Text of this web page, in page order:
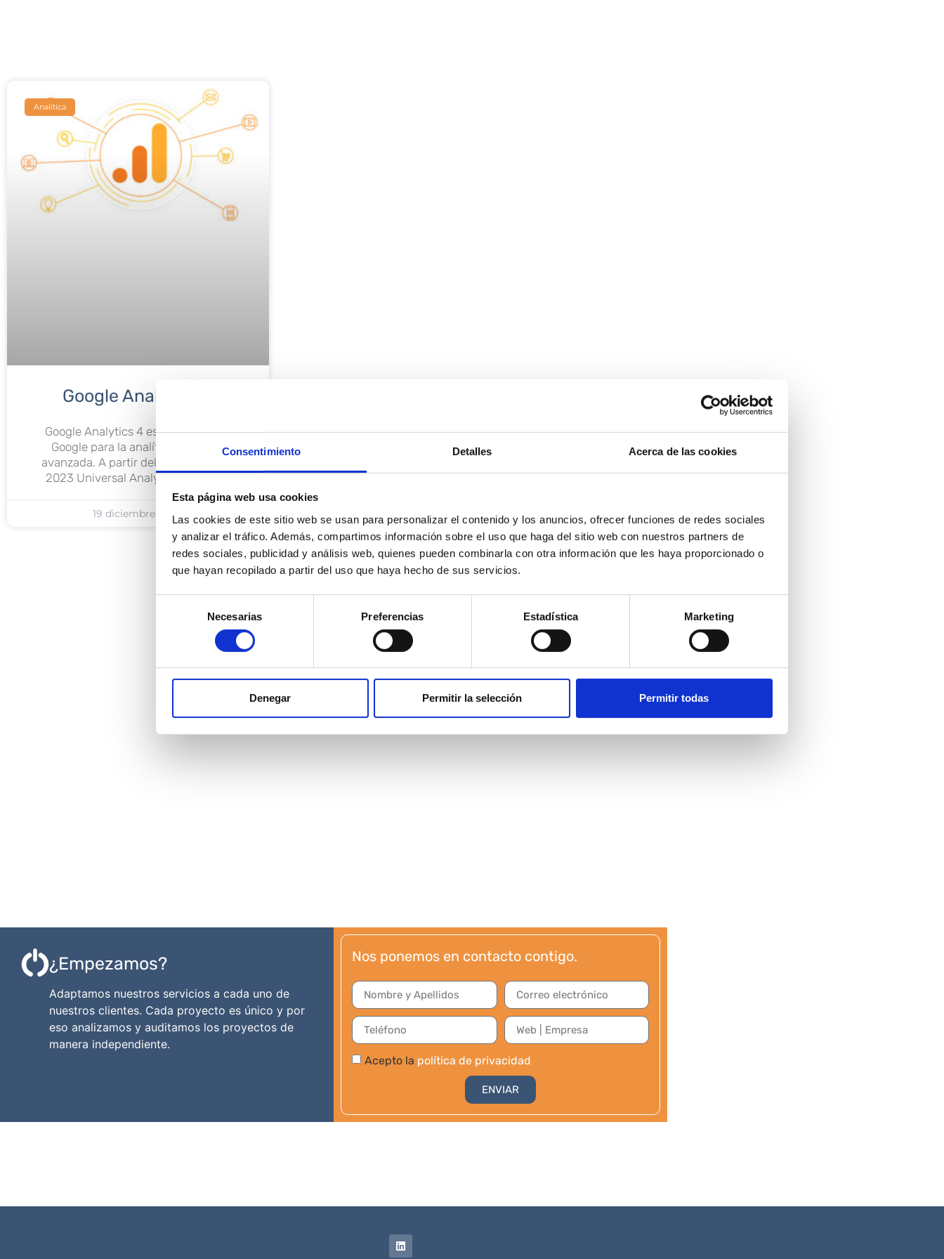
Consentimiento Detalles Acerca de las cookies
Esta página web usa cookies
Las cookies de este sitio web se usan para personalizar el contenido y los anuncios, ofrecer funciones de redes sociales
y analizar el tráfico. Además, compartimos información sobre el uso que haga del sitio web con nuestros partners de
redes sociales, publicidad y análisis web, quienes pueden combinarla con otra información que les haya proporcionado o
que hayan recopilado a partir del uso que haya hecho de sus servicios.
consentimiento
Necesarias Preferencias Estadística Marketing
Denegar Permitir la selección Permitir todas
Analítica
Google Analytics 4
Google Analytics 4 es la apuesta de
Google para la analítica web/app
avanzada. A partir del 23 de Julio de
2023 Universal Analytics dejará de
19 diciembre, 2022
¿Empezamos?
Adaptamos nuestros servicios a cada uno de
nuestros clientes. Cada proyecto es único y por
eso analizamos y auditamos los proyectos de
manera independiente.
Nos ponemos en contacto contigo.
Acepto la política de privacidad
ENVIAR